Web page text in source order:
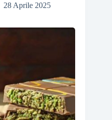
28 Aprile 2025